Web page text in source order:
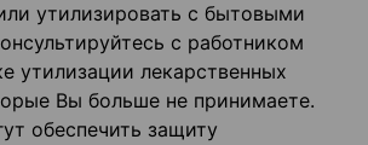
утилизировать с бытовыми
с работником
утилизации лекарственных
Вы больше не принимаете.
обеспечить защиту